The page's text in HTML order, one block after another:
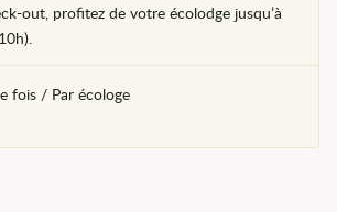
out, profitez de votre écolodge jusqu’à
fois / Par écologe